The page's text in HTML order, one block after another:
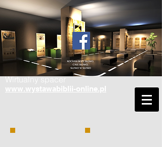
Wirtualny spacer
www.wystawabiblii-online.pl